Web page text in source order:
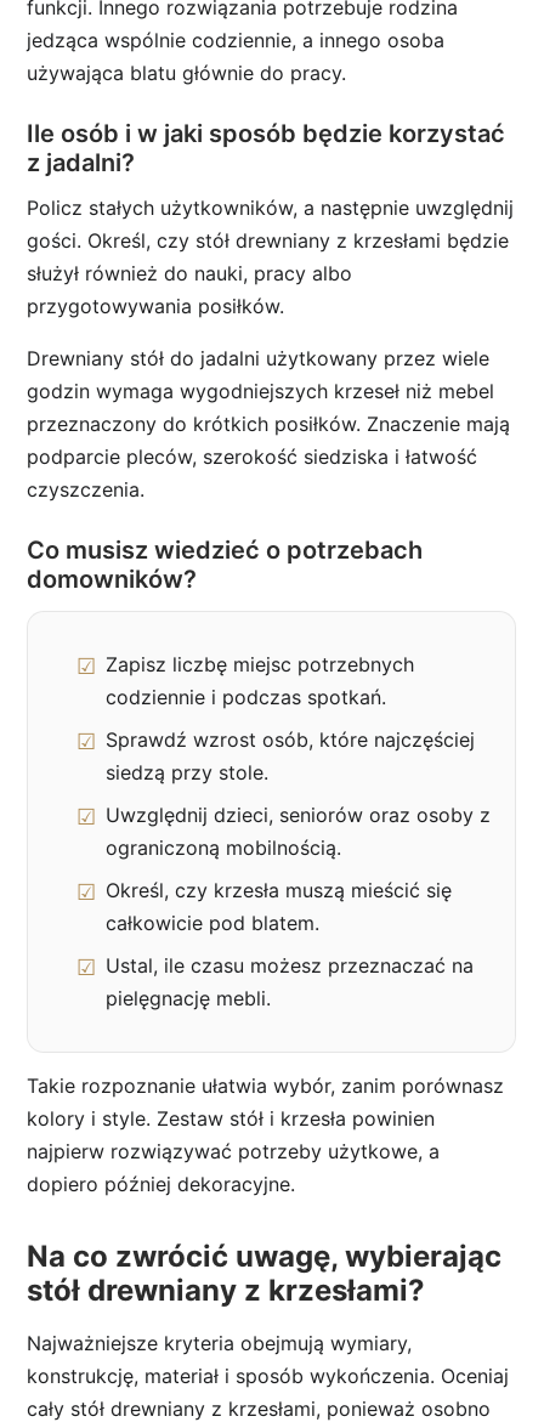
funkcji. Innego rozwiązania potrzebuje rodzina
jedząca wspólnie codziennie, a innego osoba
używająca blatu głównie do pracy.
Ile osób i w jaki sposób będzie korzystać
z jadalni?
Policz stałych użytkowników, a następnie uwzględnij
gości. Określ, czy stół drewniany z krzesłami będzie
służył również do nauki, pracy albo
przygotowywania posiłków.
Drewniany stół do jadalni użytkowany przez wiele
godzin wymaga wygodniejszych krzeseł niż mebel
przeznaczony do krótkich posiłków. Znaczenie mają
podparcie pleców, szerokość siedziska i łatwość
czyszczenia.
Co musisz wiedzieć o potrzebach
domowników?
Zapisz liczbę miejsc potrzebnych
codziennie i podczas spotkań.
Sprawdź wzrost osób, które najczęściej
siedzą przy stole.
Uwzględnij dzieci, seniorów oraz osoby z
ograniczoną mobilnością.
Określ, czy krzesła muszą mieścić się
całkowicie pod blatem.
Ustal, ile czasu możesz przeznaczać na
pielęgnację mebli.
Takie rozpoznanie ułatwia wybór, zanim porównasz
kolory i style. Zestaw stół i krzesła powinien
najpierw rozwiązywać potrzeby użytkowe, a
dopiero później dekoracyjne.
Na co zwrócić uwagę, wybierając
stół drewniany z krzesłami?
Najważniejsze kryteria obejmują wymiary,
konstrukcję, materiał i sposób wykończenia. Oceniaj
cały stół drewniany z krzesłami, ponieważ osobno